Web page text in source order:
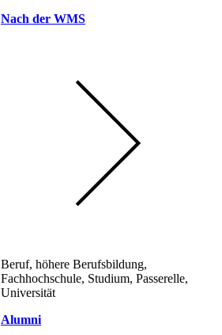
Nach der WMS
Beruf, höhere Berufsbildung,
Fachhochschule, Studium, Passerelle,
Universität
Alumni